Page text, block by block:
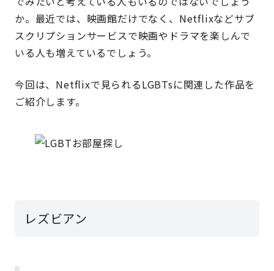
か。最近では、映画館だけでなく、Netflixなどサブ
スクリプションサービスで映画やドラマを楽しんで
いる人も増えているでしょう。
今回は、Netflixで見られるLGBTsに関連した作品を
ご紹介します。
レズビアン